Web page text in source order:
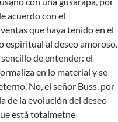
acuerdo con el
que haya tenido en el
espiritual al deseo amoroso.
de entender: el
en lo material y se
No, el señor Buss, por
de la evolución del deseo
está totalmetne